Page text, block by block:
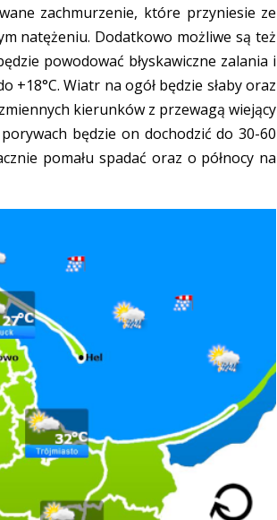
zachmurzenie, które przyniesie ze
natężeniu. Dodatkowo możliwe są też
powodować błyskawiczne zalania i
Wiatr na ogół będzie słaby oraz
kierunków z przewagą wiejący
będzie on dochodzić do 30-60
pomału spadać oraz o północy na